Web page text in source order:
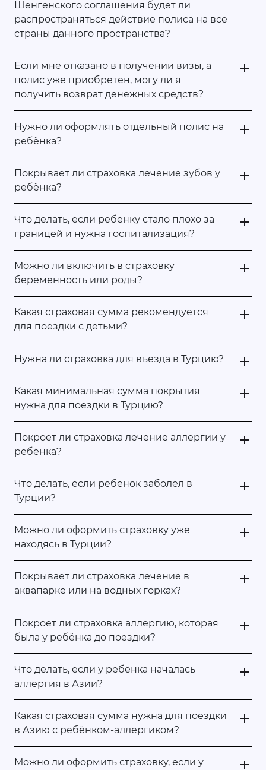
Шенгенского соглашения будет ли
распространяться действие полиса на все
страны данного пространства?
Если мне отказано в получении визы, а
полис уже приобретен, могу ли я
получить возврат денежных средств?
Нужно ли оформлять отдельный полис на
ребёнка?
Покрывает ли страховка лечение зубов у
ребёнка?
Что делать, если ребёнку стало плохо за
границей и нужна госпитализация?
Можно ли включить в страховку
беременность или роды?
Какая страховая сумма рекомендуется
для поездки с детьми?
Нужна ли страховка для въезда в Турцию?
Какая минимальная сумма покрытия
нужна для поездки в Турцию?
Покроет ли страховка лечение аллергии у
ребёнка?
Что делать, если ребёнок заболел в
Турции?
Можно ли оформить страховку уже
находясь в Турции?
Покрывает ли страховка лечение в
аквапарке или на водных горках?
Покроет ли страховка аллергию, которая
была у ребёнка до поездки?
Что делать, если у ребёнка началась
аллергия в Азии?
Какая страховая сумма нужна для поездки
в Азию с ребёнком-аллергиком?
Можно ли оформить страховку, если у